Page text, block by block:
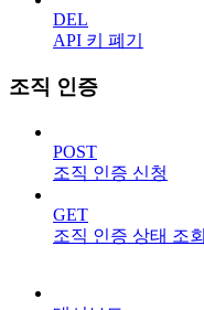
DEL
API 키 폐기
조직 인증
POST
조직 인증 신청
GET
조직 인증 상태 조회